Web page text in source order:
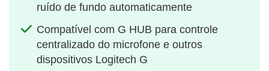
ruído de fundo automaticamente
Compatível com G HUB para controle
centralizado do microfone e outros
dispositivos Logitech G